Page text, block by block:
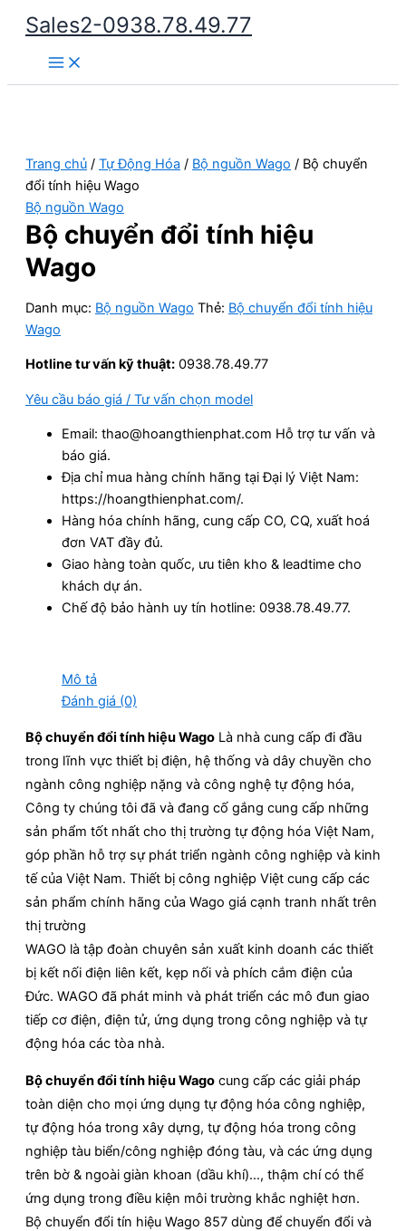
Nhảy
dung
Sales2-0938.78.49.77
Main
Menu
Trang chủ / Tự Động Hóa / Bộ nguồn Wago / Bộ chuyển
đổi tính hiệu Wago
Bộ nguồn Wago
Bộ chuyển đổi tính hiệu
Wago
Danh mục: Bộ nguồn Wago Thẻ: Bộ chuyển đổi tính hiệu
Wago
Hotline tư vấn kỹ thuật: 0938.78.49.77
Yêu cầu báo giá / Tư vấn chọn model
Email: thao@hoangthienphat.com Hỗ trợ tư vấn và
báo giá.
Địa chỉ mua hàng chính hãng tại Đại lý Việt Nam:
https://hoangthienphat.com/.
Hàng hóa chính hãng, cung cấp CO, CQ, xuất hoá
đơn VAT đầy đủ.
Giao hàng toàn quốc, ưu tiên kho & leadtime cho
khách dự án.
Chế độ bảo hành uy tín hotline: 0938.78.49.77.
Mô tả
Đánh giá (0)
Bộ chuyển đổi tính hiệu Wago Là nhà cung cấp đi đầu
trong lĩnh vực thiết bị điện, hệ thống và dây chuyền cho
ngành công nghiệp nặng và công nghệ tự động hóa,
Công ty chúng tôi đã và đang cố gắng cung cấp những
sản phẩm tốt nhất cho thị trường tự động hóa Việt Nam,
góp phần hỗ trợ sự phát triển ngành công nghiệp và kinh
tế của Việt Nam. Thiết bị công nghiệp Việt cung cấp các
sản phẩm chính hãng của Wago giá cạnh tranh nhất trên
thị trường
WAGO là tập đoàn chuyên sản xuất kinh doanh các thiết
bị kết nối điện liên kết, kẹp nối và phích cắm điện của
Đức. WAGO đã phát minh và phát triển các mô đun giao
tiếp cơ điện, điện tử, ứng dụng trong công nghiệp và tự
động hóa các tòa nhà.
Bộ chuyển đổi tính hiệu Wago cung cấp các giải pháp
toàn diện cho mọi ứng dụng tự động hóa công nghiệp,
tự động hóa trong xây dựng, tự động hóa trong công
nghiệp tàu biển/công nghiệp đóng tàu, và các ứng dụng
trên bờ & ngoài giàn khoan (dầu khí)…, thậm chí có thể
ứng dụng trong điều kiện môi trường khắc nghiệt hơn.
Bộ chuyển đổi tín hiệu Wago 857 dùng để chuyển đổi và